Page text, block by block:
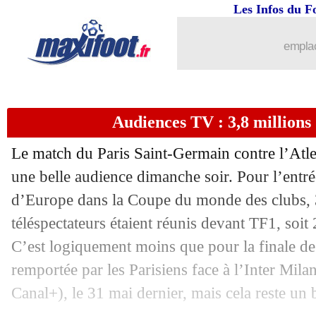
Les Infos du
Audiences TV : 3,8 millions
Le match du Paris Saint-Germain contre
une belle audience dimanche soir. Pour
d’Europe dans la Coupe du monde des
téléspectateurs étaient réunis devant TF1, soit
C’est logiquement moins que pour la finale
remportée par les Parisiens face à l’Inter
Canal+), le 31 mai dernier, mais cela reste un
: Pastore attend un grand Doué
16/06 Real: Brahim Diaz va prolonger
16/06 Fiorentina: Dzeko tout proche de
16/06 OM: un nouveau directeur général
16/06 PSG : Pacho et le Real, Luis Enrique
16/06 OM: Angel Gomes arrive surmotivé
16/06 Bordeaux: Lizarazu se paie Lopez !